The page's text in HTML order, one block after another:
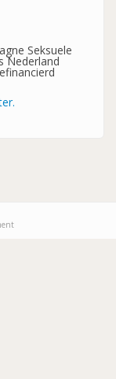
Seksuele
Nederland